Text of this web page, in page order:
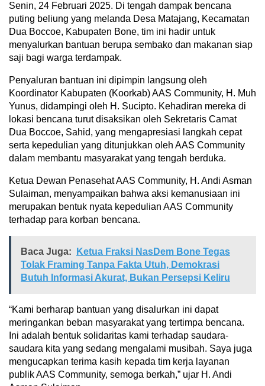
Senin, 24 Februari 2025. Di tengah dampak bencana
puting beliung yang melanda Desa Matajang, Kecamatan
Dua Boccoe, Kabupaten Bone, tim ini hadir untuk
menyalurkan bantuan berupa sembako dan makanan siap
saji bagi warga terdampak.
Penyaluran bantuan ini dipimpin langsung oleh
Koordinator Kabupaten (Koorkab) AAS Community, H. Muh
Yunus, didampingi oleh H. Sucipto. Kehadiran mereka di
lokasi bencana turut disaksikan oleh Sekretaris Camat
Dua Boccoe, Sahid, yang mengapresiasi langkah cepat
serta kepedulian yang ditunjukkan oleh AAS Community
dalam membantu masyarakat yang tengah berduka.
Ketua Dewan Penasehat AAS Community, H. Andi Asman
Sulaiman, menyampaikan bahwa aksi kemanusiaan ini
merupakan bentuk nyata kepedulian AAS Community
terhadap para korban bencana.
Baca Juga:
Ketua Fraksi NasDem Bone Tegas
Tolak Framing Tanpa Fakta Utuh, Demokrasi
Butuh Informasi Akurat, Bukan Persepsi Keliru
“Kami berharap bantuan yang disalurkan ini dapat
meringankan beban masyarakat yang tertimpa bencana.
Ini adalah bentuk solidaritas kami terhadap saudara-
saudara kita yang sedang mengalami musibah. Saya juga
mengucapkan terima kasih kepada tim kerja layanan
publik AAS Community, semoga berkah,” ujar H. Andi